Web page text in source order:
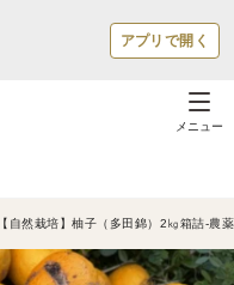
アプリで開く
メニュー
【自然栽培】柚子（多田錦）2㎏箱詰-農